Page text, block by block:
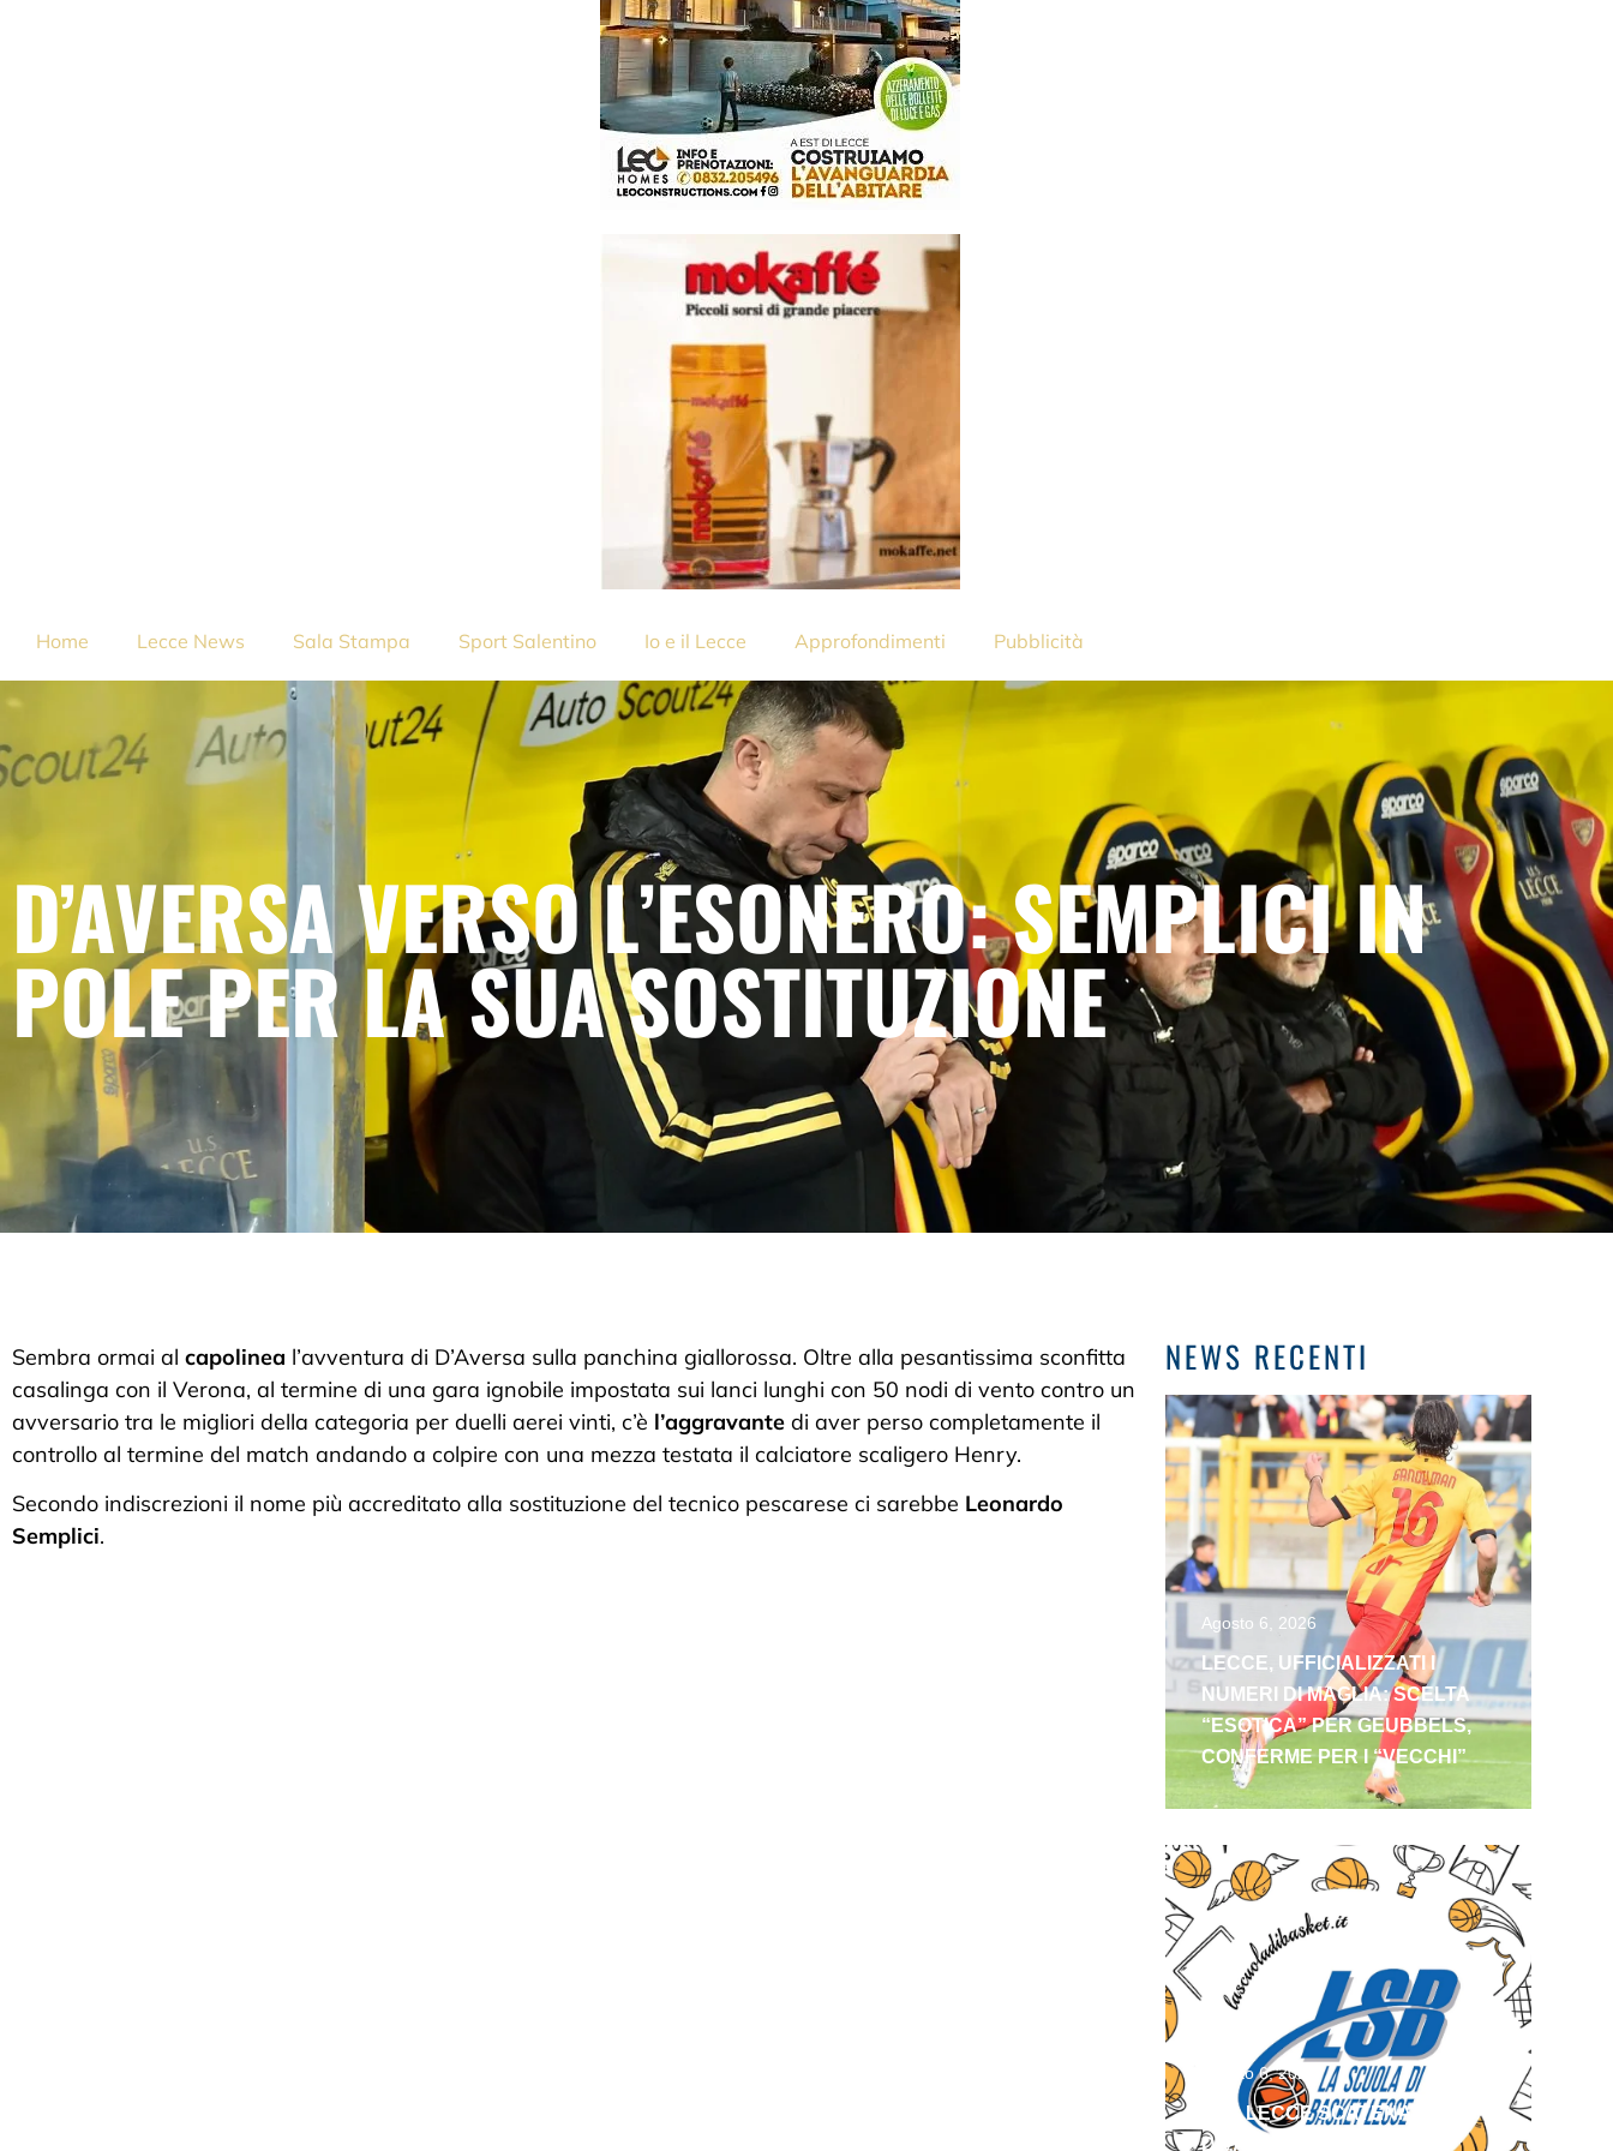
Home Lecce News Sala Stampa Sport Salentino Io e il Lecce Approfondimenti Pubblicità
D’AVERSA VERSO L’ESONERO: SEMPLICI IN
POLE PER LA SUA SOSTITUZIONE
Sembra ormai al capolinea l’avventura di D’Aversa sulla panchina giallorossa. Oltre alla pesantissima sconfitta
casalinga con il Verona, al termine di una gara ignobile impostata sui lanci lunghi con 50 nodi di vento contro un
avversario tra le migliori della categoria per duelli aerei vinti, c’è l’aggravante di aver perso completamente il
controllo al termine del match andando a colpire con una mezza testata il calciatore scaligero Henry.
Secondo indiscrezioni il nome più accreditato alla sostituzione del tecnico pescarese ci sarebbe Leonardo
Semplici.
NEWS RECENTI
Agosto 6, 2026
LECCE, UFFICIALIZZATI I
NUMERI DI MAGLIA: SCELTA
“ESOTICA” PER GEUBBELS,
CONFERME PER I “VECCHI”
Agosto 6, 2026
LSB LECCE SCATENATA!
DIVAC E FLORES IN